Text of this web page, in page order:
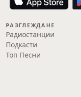
РАЗГЛЕЖДАНЕ
Радиостанции
Подкасти
Топ Песни